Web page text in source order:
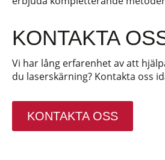
KONTAKTA
Vi har lång erfarenhet av att
du laserskärning? Kontakta oss
KONTAKTA OSS